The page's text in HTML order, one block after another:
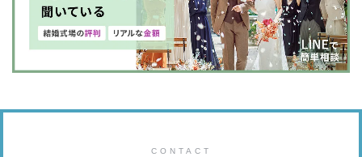
CONTACT